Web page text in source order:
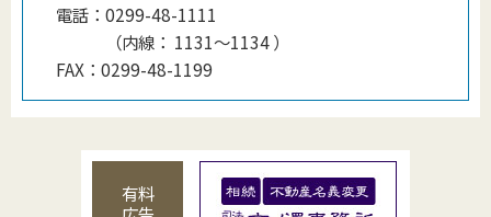
電話： 0299-48-1111
（内線 ： 1131〜1134）
FAX： 0299-48-1199
有料